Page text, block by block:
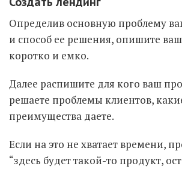
Определив основную проблему
и способ ее решения, опишите
коротко и емко.
Далее распишите для кого ваш
решаете проблемы клиентов,
преимущества даете.
Если на это не хватает времени,
“здесь будет такой-то продукт,